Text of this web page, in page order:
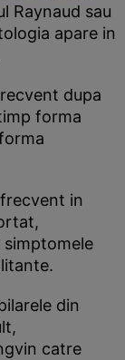
Raynaud sau
apare in
dupa
forma
in
din
catre